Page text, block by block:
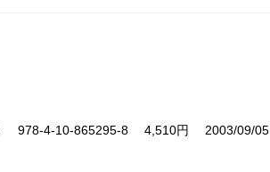
ス 978-4-10-865295-8 4,510円 2003/09/05